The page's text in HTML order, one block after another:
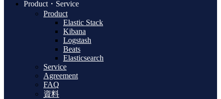
Product・Service
Product
Elastic Stack
Kibana
Logstash
Beats
Elasticsearch
Service
Agreement
FAQ
資料